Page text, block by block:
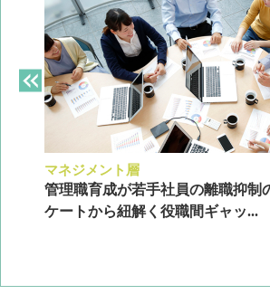
マネジメント層
管理職育成が若手社員の離職抑制
ケートから紐解く役職間ギャッ...